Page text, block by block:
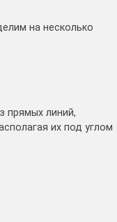
на несколько
прямых линий,
их под углом